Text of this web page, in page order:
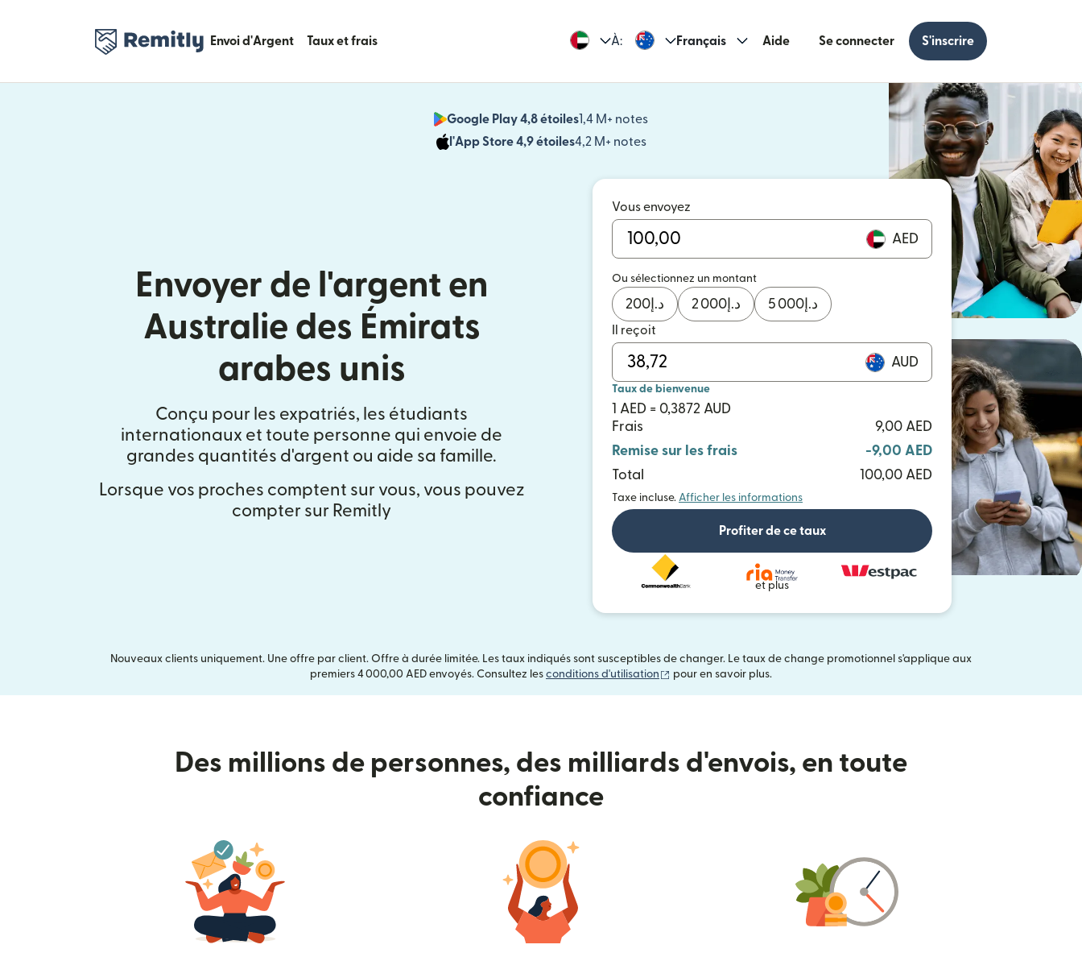
Envoi d'Argent Taux et frais À: Français Aide Se connecter S'inscrire
Google Play 4,8 étoiles1,4 M+ notes
l'App Store 4,9 étoiles4,2 M+ notes
(s'ouvre dans une nouvelle fenêtre)
Envoyer de l'argent en
Australie des Émirats
arabes unis
Conçu pour les expatriés, les étudiants
internationaux et toute personne qui envoie de
grandes quantités d'argent ou aide sa famille.
Lorsque vos proches comptent sur vous, vous pouvez
compter sur Remitly
Vous envoyez
AED
Ou sélectionnez un montant
د.إ 200 د.إ 2 000 د.إ 5 000
Il reçoit
AUD
Taux de bienvenue
1 AED = 0,3872 AUD
Frais
9,00 AED
Remise sur les frais
-9,00 AED
Total
100,00 AED
Taxe incluse. Afficher les informations
Profiter de ce taux
et plus
Nouveaux clients uniquement. Une offre par client. Offre à durée limitée. Les taux indiqués sont susceptibles de changer. Le taux de change promotionnel s'applique aux
premiers 4 000,00 AED envoyés. Consultez les conditions d'utilisation (s'ouvre dans une nouvelle fenêtre)
pour en savoir plus.
Des millions de personnes, des milliards d'envois, en toute
confiance